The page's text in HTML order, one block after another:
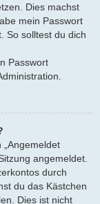
Dies machst
mein Passwort
So solltest du dich
Passwort
angemeldet.
durch
du das Kästchen
Dies ist nicht